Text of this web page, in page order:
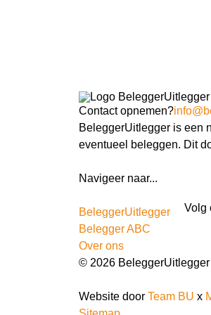
Contact opnemen?
BeleggerUitlegger is een
eventueel beleggen. Dit
Navigeer naar...
BeleggerUitlegger
Belegger ABC
Over ons
Volg
© 2026 BeleggerUitlegger
Website door Team BU x